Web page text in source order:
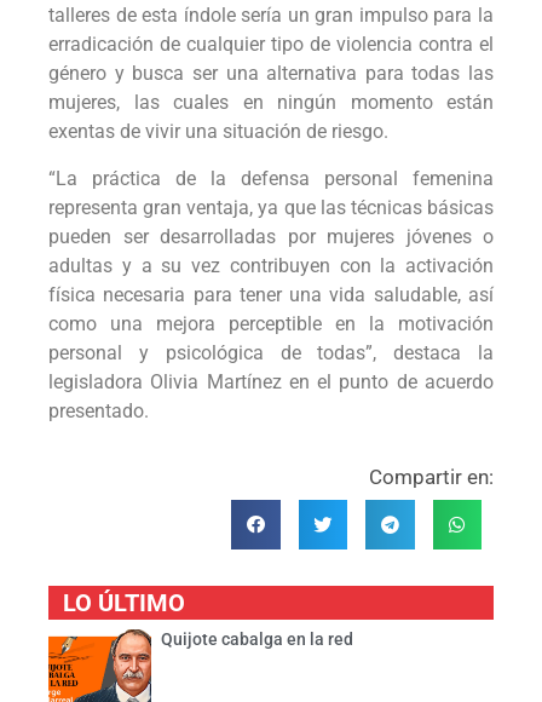
talleres de esta índole sería un gran impulso para la
erradicación de cualquier tipo de violencia contra el
género y busca ser una alternativa para todas las
mujeres, las cuales en ningún momento están
exentas de vivir una situación de riesgo.
“La práctica de la defensa personal femenina
representa gran ventaja, ya que las técnicas básicas
pueden ser desarrolladas por mujeres jóvenes o
adultas y a su vez contribuyen con la activación
física necesaria para tener una vida saludable, así
como una mejora perceptible en la motivación
personal y psicológica de todas”, destaca la
legisladora Olivia Martínez en el punto de acuerdo
presentado.
Compartir en:
LO ÚLTIMO
Quijote cabalga en la red